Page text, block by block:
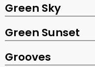
Green Sky
Green Sunset
Grooves